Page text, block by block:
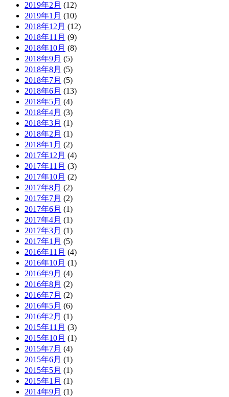
2019年2月 (12)
2019年1月 (10)
2018年12月 (12)
2018年11月 (9)
2018年10月 (8)
2018年9月 (5)
2018年8月 (5)
2018年7月 (5)
2018年6月 (13)
2018年5月 (4)
2018年4月 (3)
2018年3月 (1)
2018年2月 (1)
2018年1月 (2)
2017年12月 (4)
2017年11月 (3)
2017年10月 (2)
2017年8月 (2)
2017年7月 (2)
2017年6月 (1)
2017年4月 (1)
2017年3月 (1)
2017年1月 (5)
2016年11月 (4)
2016年10月 (1)
2016年9月 (4)
2016年8月 (2)
2016年7月 (2)
2016年5月 (6)
2016年2月 (1)
2015年11月 (3)
2015年10月 (1)
2015年7月 (4)
2015年6月 (1)
2015年5月 (1)
2015年1月 (1)
2014年9月 (1)